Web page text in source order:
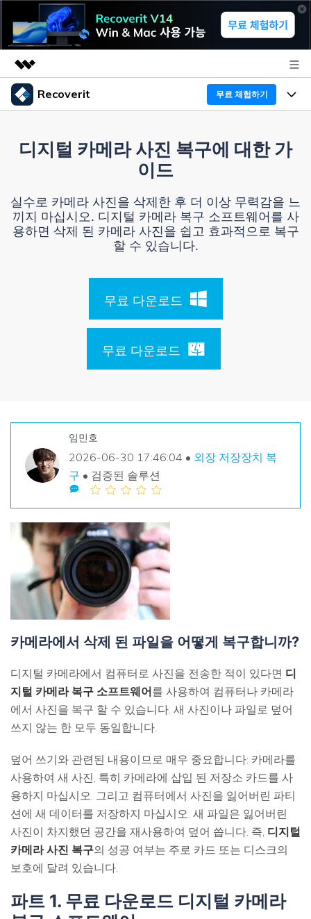
주요 제품
유틸리티
비즈니스
뉴스룸
Recoverit 무료 체험하기
Recoverit - Windows 버전
선도적인 데이터 복구 전문가
무료 체험
Recoverit - Mac 버전
Mac 시스템에서 무제한 데이터 복구
무료 체험
분실/삭제된 데이터 무료 복구
무료 체험
기타 프로그램
Repairit - 데이터 복구
UBackit - 데이터 백업
미디어 복구하기
디바이스 복구하기
리커버릿 모든 기능 확인하기
복구 Tips
삭제된 파일 복구
드라이브에서 복구
삭제된 미디어 복구
데이터 손실 시나리오
모든 기능 확인하기
다운로드
디지털 카메라 사진 복구에 대한 가
이드
실수로 카메라 사진을 삭제한 후 더 이상 무력감을 느
끼지 마십시오. 디지털 카메라 복구 소프트웨어를 사
용하면 삭제 된 카메라 사진을 쉽고 효과적으로 복구
할 수 있습니다.
무료 다운로드
무료 다운로드
임민호
2026-06-30 17:46:04 • 외장 저장장치 복
구 • 검증된 솔루션
카메라에서 삭제 된 파일을 어떻게 복구합니까?
디지털 카메라에서 컴퓨터로 사진을 전송한 적이 있다면 디
지털 카메라 복구 소프트웨어를 사용하여 컴퓨터나 카메라
에서 사진을 복구 할 수 있습니다. 새 사진이나 파일로 덮어
쓰지 않는 한 모두 동일합니다.
덮어 쓰기와 관련된 내용이므로 매우 중요합니다: 카메라를
사용하여 새 사진, 특히 카메라에 삽입 된 저장소 카드를 사
용하지 마십시오. 그리고 컴퓨터에서 사진을 잃어버린 파티
션에 새 데이터를 저장하지 마십시오. 새 파일은 잃어버린
사진이 차지했던 공간을 재사용하여 덮어 씁니다. 즉, 디지털
카메라 사진 복구의 성공 여부는 주로 카드 또는 디스크의
보호에 달려 있습니다.
파트 1. 무료 다운로드 디지털 카메라